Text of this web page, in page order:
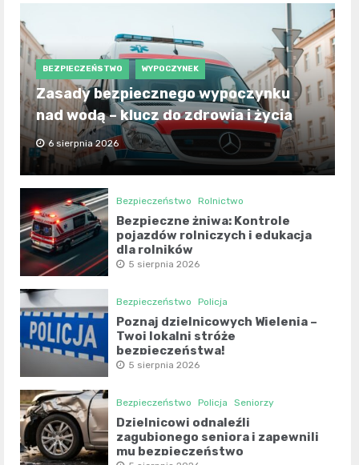
BEZPIECZEŃSTWO WYPOCZYNEK
Zasady bezpiecznego wypoczynku
nad wodą – klucz do zdrowia i życia
6 sierpnia 2026
Bezpieczeństwo Rolnictwo
Bezpieczne żniwa: Kontrole
pojazdów rolniczych i edukacja
dla rolników
5 sierpnia 2026
Bezpieczeństwo Policja
Poznaj dzielnicowych Wielenia –
Twoi lokalni stróże
bezpieczeństwa!
5 sierpnia 2026
Bezpieczeństwo Policja Seniorzy
Dzielnicowi odnaleźli
zagubionego seniora i zapewnili
mu bezpieczeństwo